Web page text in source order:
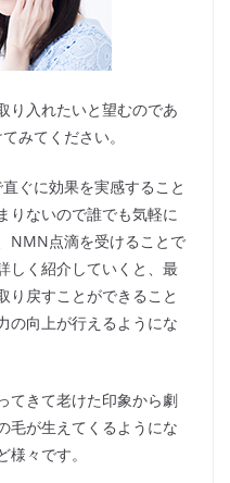
り入れたいと望むのであ
みてください。
ぐに効果を実感すること
りないので誰でも気軽に
NMN点滴を受けることで
しく紹介していくと、最
り戻すことができること
の向上が行えるようにな
てきて老けた印象から劇
毛が生えてくるようにな
々です。